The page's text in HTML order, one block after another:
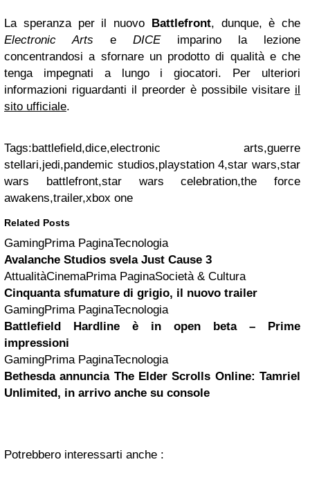
La speranza per il nuovo Battlefront, dunque, è che
Electronic Arts e DICEimparino la lezione
concentrandosi a sfornare un prodotto di qualità e che
tenga impegnati a lungo i giocatori. Per ulteriori
informazioni riguardanti il preorder è possibile visitare il
sito ufficiale.
Tags:battlefield,dice,electronic arts,guerre
stellari,jedi,pandemic studios,playstation 4,star wars,star
wars battlefront,star wars celebration,the force
awakens,trailer,xbox one
Related Posts
GamingPrima PaginaTecnologia
Avalanche Studios svela Just Cause 3
AttualitàCinemaPrima PaginaSocietà & Cultura
Cinquanta sfumature di grigio, il nuovo trailer
GamingPrima PaginaTecnologia
Battlefield Hardline è in open beta – Prime
impressioni
GamingPrima PaginaTecnologia
Bethesda annuncia The Elder Scrolls Online: Tamriel
Unlimited, in arrivo anche su console
Potrebbero interessarti anche :